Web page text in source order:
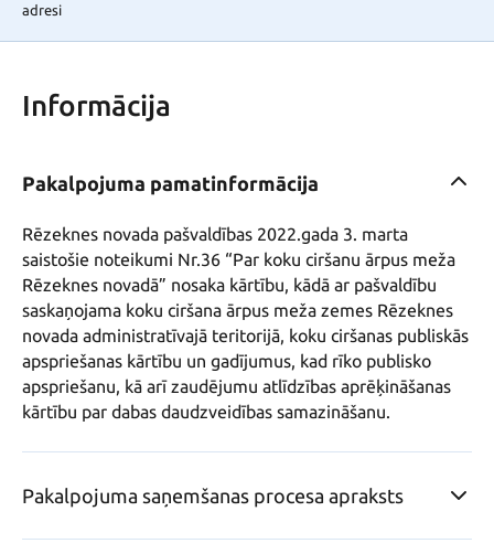
adresi
Informācija
Pakalpojuma pamatinformācija
Rēzeknes novada pašvaldības 2022.gada 3. marta
saistošie noteikumi Nr.36 “Par koku ciršanu ārpus meža
Rēzeknes novadā” nosaka kārtību, kādā ar pašvaldību
saskaņojama koku ciršana ārpus meža zemes Rēzeknes
novada administratīvajā teritorijā, koku ciršanas publiskās
apspriešanas kārtību un gadījumus, kad rīko publisko
apspriešanu, kā arī zaudējumu atlīdzības aprēķināšanas
kārtību par dabas daudzveidības samazināšanu.
Pakalpojuma saņemšanas procesa apraksts